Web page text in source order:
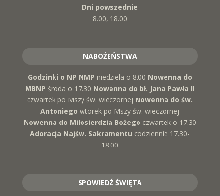
Dni powszednie
8.00, 18.00
NABOŻEŃSTWA
Godzinki o NP NMP niedziela o 8.00 Nowenna do
MBNP środa o 17.30 Nowenna do bł. Jana Pawła II
czwartek po Mszy św. wieczornej Nowenna do św.
Antoniegowtorek po Mszy św. wieczornej
Nowenna do Miłosierdzia Bożego czwartek o 17.30
Adoracja Najśw. Sakramentu codziennie 17.30-
18.00
SPOWIEDŹ ŚWIĘTA